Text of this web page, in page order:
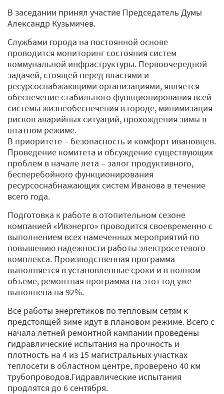
В заседании принял участие Председатель Думы
Александр Кузьмичев.
Службами города на постоянной основе
проводится мониторинг состояния систем
коммунальной инфраструктуры. Первоочередной
задачей, стоящей перед властями и
ресурсоснабжающими организациями, является
обеспечение стабильного функционирования всей
системы жизнеобеспечения в городе, минимизация
рисков аварийных ситуаций, прохождения зимы в
штатном режиме.
В приоритете – безопасность и комфорт ивановцев.
Проведение комитета и обсуждение существующих
проблем в начале лета – залог продуктивного,
бесперебойного функционирования
ресурсоснабнажающих систем Иванова в течение
всего года.
Подготовка к работе в отопительном сезоне
компанией «Ивэнерго» проводится своевременно с
выполнением всех намеченных мероприятий по
повышению надежности работы электросетевого
комплекса. Производственная программа
выполняется в установленные сроки и в полном
объеме, ремонтная программа на этот год уже
выполнена на 92%.
Все работы энергетиков по тепловым сетям к
предстоящей зиме идут в плановом режиме. Всего с
начала летней ремонтной кампании проведены
гидравлические испытания на прочность и
плотность на 4 из 15 магистральных участках
теплосети в областном центре, проверено 40 км
трубопроводов.Гидравлические испытания
продлятся до 6 сентября.